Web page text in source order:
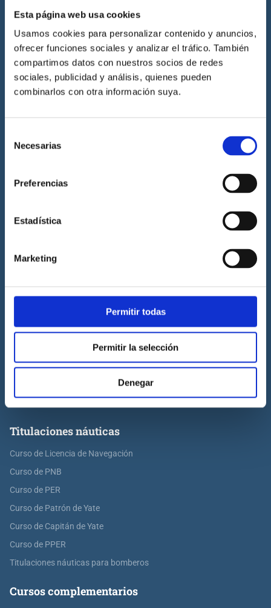
Esta página web usa cookies
Usamos cookies para personalizar contenido y anuncios,
ofrecer funciones sociales y analizar el tráfico. También
compartimos datos con nuestros socios de redes
sociales, publicidad y análisis, quienes pueden
combinarlos con otra información suya.
Necesarias
Preferencias
Estadística
Marketing
Permitir todas
Permitir la selección
Denegar
Valenciana, la Junta de Andalucía y por la Royal Yachting
Association.
Cenáutica
Contacta con Cenáutica
Trabaja con Cenáutica
Preguntas frecuentes
Blog
Prácticas de PER
Prácticas de ampliación de atribuciones de PER
Prácticas de Patrón de Yate
Titulaciones náuticas
Curso de Licencia de Navegación
Curso de PNB
Curso de PER
Curso de Patrón de Yate
Curso de Capitán de Yate
Curso de PPER
Titulaciones náuticas para bomberos
Cursos complementarios